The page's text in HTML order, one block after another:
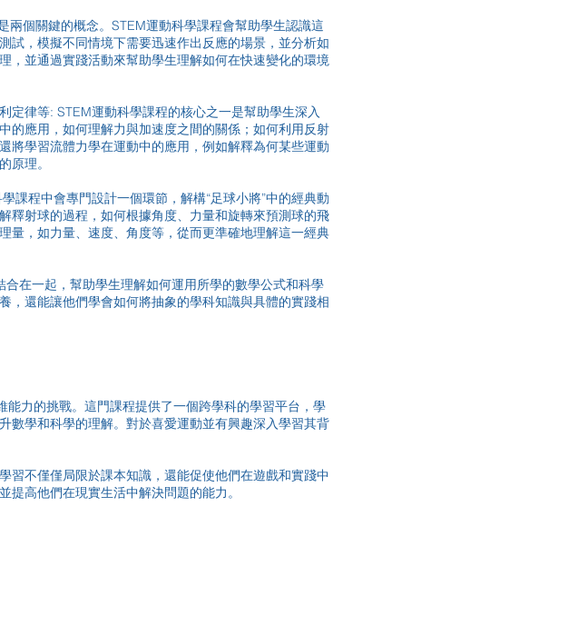
個關鍵的概念。STEM運動科學課程會幫助學生認識這
試，模擬不同情境下需要迅速作出反應的場景，並分析如
，並通過實踐活動來幫助學生理解如何在快速變化的環境
定律等: STEM運動科學課程的核心之一是幫助學生深入
的應用，如何理解力與加速度之間的關係；如何利用反射
將學習流體力學在運動中的應用，例如解釋為何某些運動
原理。
課程中會專門設計一個環節，解構“足球小將”中的經典動
射球的過程，如何根據角度、力量和旋轉來預測球的飛
量，如力量、速度、角度等，從而更準確地理解這一經典
在一起，幫助學生理解如何運用所學的數學公式和科學
，還能讓他們學會如何將抽象的學科知識與具體的實踐相
力的挑戰。這門課程提供了一個跨學科的學習平台，學
數學和科學的理解。對於喜愛運動並有興趣深入學習其背
習不僅僅局限於課本知識，還能促使他們在遊戲和實踐中
高他們在現實生活中解決問題的能力。